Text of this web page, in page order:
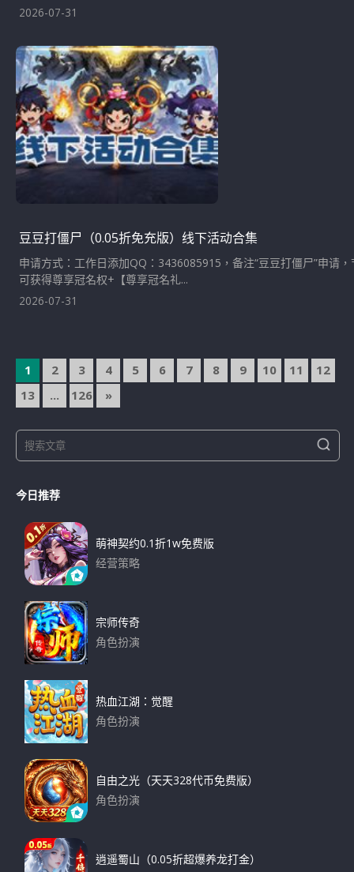
2026-07-31
豆豆打僵尸（0.05折免充版）线下活动合集
申请方式：工作日添加QQ：3436085915，备注“豆豆打僵尸”申请
可获得尊享冠名权+【尊享冠名礼...
2026-07-31
文
章
覽
1 2 3 4 5 6 7 8 9 10 11
12
13
... 126 »
e
r
S
e
今日推荐
萌神契约0.1折1w免费版
经营策略
宗师传奇
角色扮演
热血江湖：觉醒
角色扮演
自由之光（天天328代币免费版）
角色扮演
逍遥蜀山（0.05折超爆养龙打金）